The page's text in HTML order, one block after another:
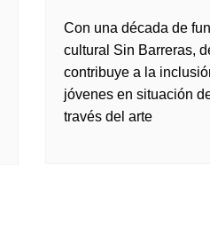
Con una década de
cultural Sin Barreras,
contribuye a la
jóvenes en situación
través del arte